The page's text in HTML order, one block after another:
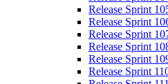
Release Sprint
Release Sprint
Release Sprint
Release Sprint
Release Sprint
Release Sprint